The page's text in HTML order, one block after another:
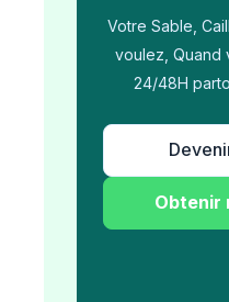
Votre Sable,
voulez, Quand
24/48H
Obtenir